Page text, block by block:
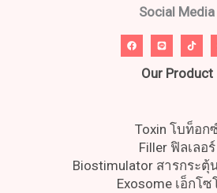
Social Media
Our Product
Toxin โบท็อก
Filler ฟิลเลอร์
Biostimulator สารกระตุ้
Exosome เอ็กโ